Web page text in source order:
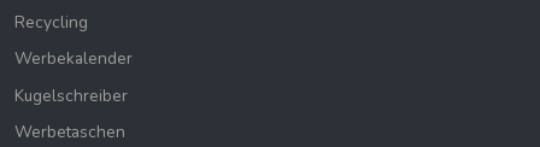
Recycling
Werbekalender
Kugelschreiber
Werbetaschen